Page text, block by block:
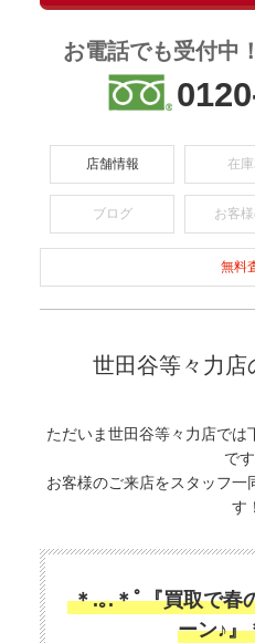
お電話でも受付中！
店舗情報 在
ブログ お客
無料
世田谷等々力店
ただいま世田谷等々力店では
です
お客様のご来店をスタッフ一
す！
＊.｡.＊ﾟ『買取で春
ーン♪』